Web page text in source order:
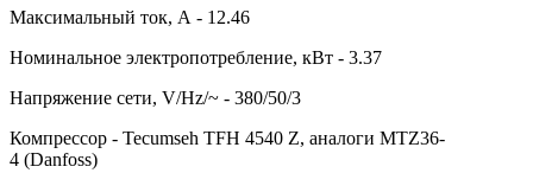
Максимальный ток, А - 12.46
Номинальное электропотребление, кВт - 3.37
Напряжение сети, V/Hz/~ - 380/50/3
Компрессор - Tecumseh TFH 4540 Z, аналоги MTZ36-
4 (Danfoss)